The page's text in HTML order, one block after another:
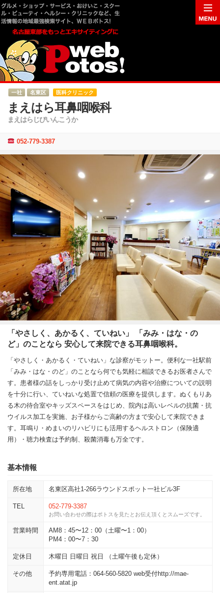
一社 名東区 医科クリニック
まえはら耳鼻咽喉科
まえはらじびいんこうか
052-779-3387
「やさしく、あかるく、ていねい」 「みみ・はな・の
ど」のことなら 安心して来院できる耳鼻咽喉科。
「やさしく・あかるく・ていねい」な診察がモットー。便利な一社駅前
「みみ・はな・のど」のことなら何でも気軽に相談できるお医者さんで
す。患者様の話をしっかり受け止めて病気の内容や治療についての説明
を十分に行い、ていねいな処置で信頼の医療を提供します。ぬくもりあ
る木の待合室やキッズスペースをはじめ、院内は高いレベルの抗菌・抗
ウイルス加工を実施、お子様からご高齢の方まで安心して来院できま
す。耳鳴り・めまいのリハビリにも活用するヘルストロン（保険適
用）・聴力検査は予約制、殺菌消毒も万全です。
基本情報
所在地 名東区高社1-266ラウンドスポット一社ビル3F
TEL 052-779-3387
お問い合わせの際はポトスを見たとお伝え頂くとスムーズです。
営業時間
AM8：45〜12：00（土曜〜1：00）
PM4：00〜7：30
定休日 木曜日 日曜日 祝日 （土曜午後も定休）
その他
予約専用電話：064-560-5820 web受付http://mae-
ent.atat.jp